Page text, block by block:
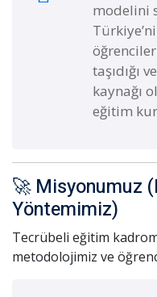
modelini
taşıdığı
kaynağı
eğitim
🚀 Misyonumuz
Yöntemimiz)
Tecrübeli eğitim
metodolojimiz ve